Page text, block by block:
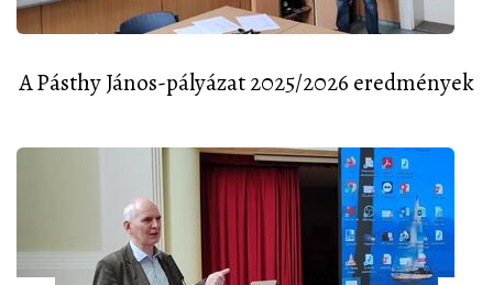
A Pásthy János-pályázat 2025/2026 eredmények